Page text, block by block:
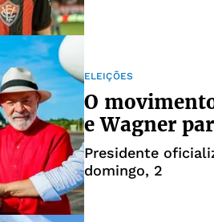
ELEIÇÕES
O
e Wagner
Presidente
domingo, 2